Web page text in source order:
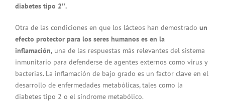
diabetes tipo 2″.
Otra de las condiciones en que los lácteos han demostrado un
efecto protector para los seres humanos es en la
inflamación, una de las respuestas más relevantes del sistema
inmunitario para defenderse de agentes externos como virus y
bacterias. La inflamación de bajo grado es un factor clave en el
desarrollo de enfermedades metabólicas, tales como la
diabetes tipo 2 o el síndrome metabólico.